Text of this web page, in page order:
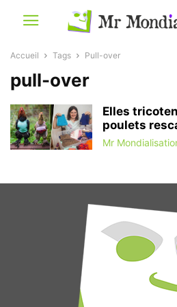
Accueil Tags Pull-over
pull-over
Elles
poulets
Mr